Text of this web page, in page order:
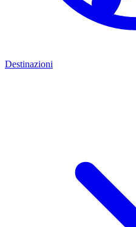
Destinazioni